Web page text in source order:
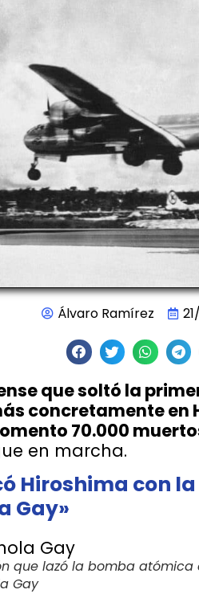
Álvaro Ramírez
que soltó la
concretamente en
70.000
en marcha.
Hiroshima con
Gay»
que lazó la bomba atómica
Gay